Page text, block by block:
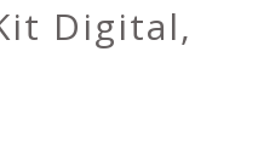
Digital,